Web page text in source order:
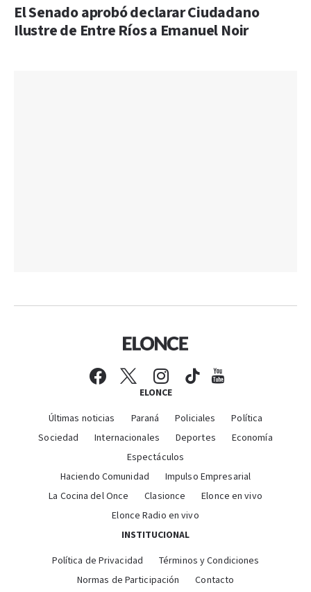
El Senado aprobó declarar Ciudadano
Ilustre de Entre Ríos a Emanuel Noir
ELONCE
Últimas noticias Paraná Policiales
Política
Sociedad
Internacionales Deportes
Economía
Espectáculos
Haciendo Comunidad
Impulso Empresarial
La Cocina del Once
Clasionce
Elonce en vivo
Elonce Radio en vivo
INSTITUCIONAL
Política de Privacidad
Términos y Condiciones
Normas de Participación
Contacto